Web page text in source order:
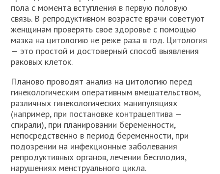
пола с момента вступления в первую половую
связь. В репродуктивном возрасте врачи советуют
женщинам проверять свое здоровье с помощью
мазка на цитологию не реже раза в год. Цитология
— это простой и достоверный способ выявления
раковых клеток.
Планово проводят анализ на цитологию перед
гинекологическим оперативным вмешательством,
различных гинекологических манипуляциях
(например, при постановке контрацептива —
спирали), при планировании беременности,
непосредственно в период беременности, при
подозрении на инфекционные заболевания
репродуктивных органов, лечении бесплодия,
нарушениях менструального цикла.